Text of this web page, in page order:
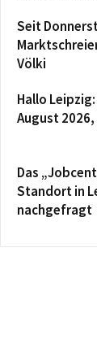
Seit
Völki
Hallo
August
Das
Standort in
nachgefragt